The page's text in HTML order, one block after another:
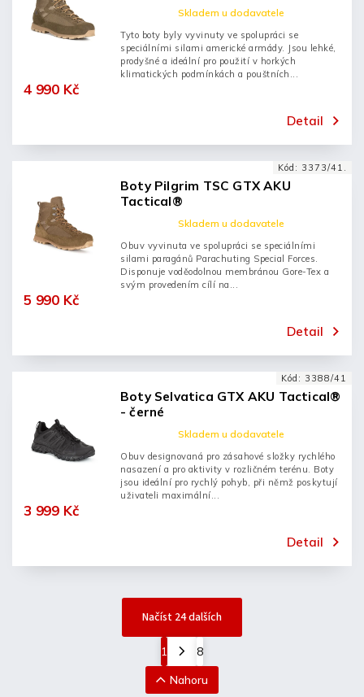
Skladem u dodavatele
4 990 Kč
Detail
Tyto boty byly vyvinuty ve spolupráci se
speciálními silami americké armády. Jsou lehké,
prodyšné a ideální pro použití v horkých
klimatických podmínkách a pouštních...
Boty Pilgrim TSC GTX AKU
Tactical®
Skladem u dodavatele
5 990 Kč
Detail
Obuv vyvinuta ve spolupráci se speciálními
silami paragánů Parachuting Special Forces.
Disponuje voděodolnou membránou Gore-Tex a
svým provedením cílí na...
Kód: 3373/41.
Boty Selvatica GTX AKU Tactical®
- černé
Skladem u dodavatele
3 999 Kč
Detail
Obuv designovaná pro zásahové složky rychlého
nasazení a pro aktivity v rozličném terénu. Boty
jsou ideální pro rychlý pohyb, při němž poskytují
uživateli maximální...
Kód: 3388/41
Načíst 24 dalších
1
8
Nahoru